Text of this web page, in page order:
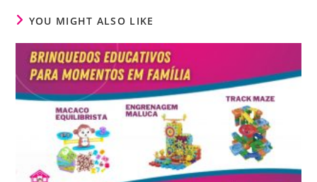
YOU MIGHT ALSO LIKE